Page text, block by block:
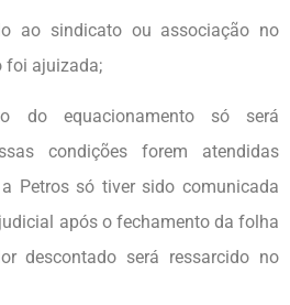
ao sindicato ou associação no
foi ajuizada;
do equacionamento só será
condições forem atendidas
Petros só tiver sido comunicada
após o fechamento da folha
descontado será ressarcido no